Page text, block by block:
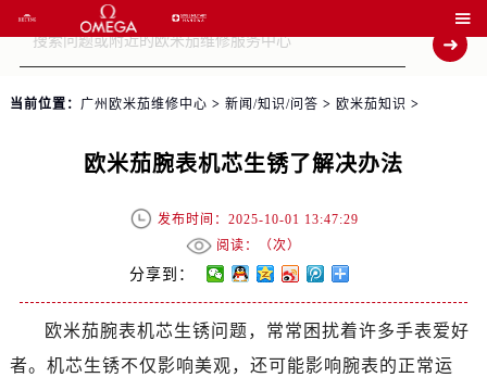

当前位置： 广州欧米茄维修中心 > 新闻/知识/问答 > 欧米茄知识 >
欧米茄腕表机芯生锈了解决办法
发布时间：2025-10-01 13:47:29
阅读：（次）
分享到：
欧米茄腕表机芯生锈问题，常常困扰着许多手表爱好
者。机芯生锈不仅影响美观，还可能影响腕表的正常运